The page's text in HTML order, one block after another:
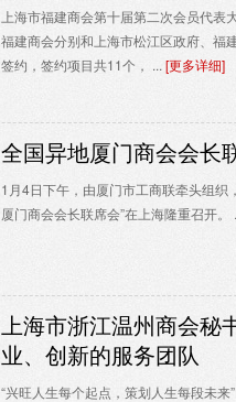
上海市福建商会第十届第二次会员代
福建商会分别和上海市松江区政府、福
签约，签约项目共11个， ... [更多详细]
全国异地厦门商会会长
1月4日下午，由厦门市工商联牵头组织
厦门商会会长联席会”在上海隆重召开。
上海市浙江温州商会
业、创新的服务团队
“兴旺人生每个起点，策划人生每段未